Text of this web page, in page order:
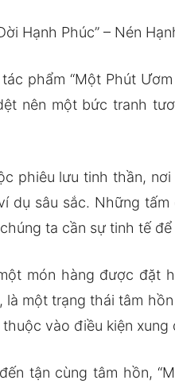
Hạnh Phúc” – Nén
phẩm “Một Phút
nên một bức tranh
phiêu lưu tinh thần,
dụ sâu sắc. Những
ta cần sự tinh tế
món hàng được đặt
một trạng thái tâm
vào điều kiện
tận cùng tâm hồn,